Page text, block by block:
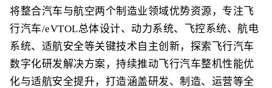
将整合汽车与航空两个制造业领域优势资源，专注飞
行汽车/eVTOL总体设计、动力系统、飞控系统、航电
系统、适航安全等关键技术自主创新，探索飞行汽车
数字化研发解决方案，持续推动飞行汽车整机性能优
化与适航安全提升，打造涵盖研发、制造、运营等全